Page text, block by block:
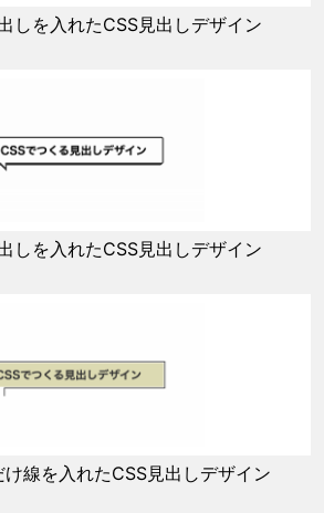
しを入れたCSS見出しデザイン
しを入れたCSS見出しデザイン
線を入れたCSS見出しデザイン